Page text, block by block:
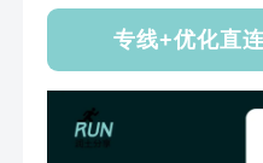
专线+优化直